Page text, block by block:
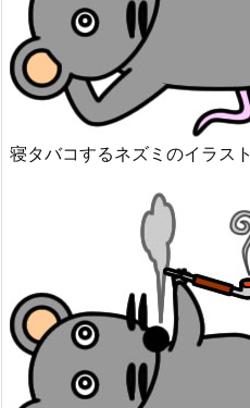
寝タバコするネズミのイラスト